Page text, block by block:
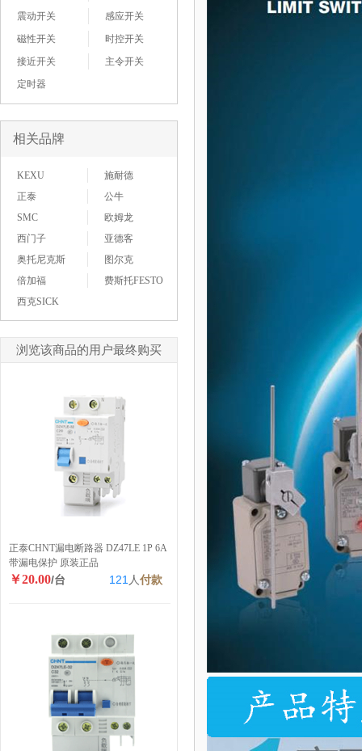
震动开关
感应开关
磁性开关
时控开关
接近开关
主令开关
定时器
相关品牌
KEXU
施耐德
正泰
公牛
SMC
欧姆龙
西门子
亚德客
奥托尼克斯
图尔克
倍加福
费斯托FESTO
西克SICK
浏览该商品的用户最终购买
正泰CHNT漏电断路器 DZ47LE 1P 6A
带漏电保护 原装正品
￥20.00/台 121 人付款